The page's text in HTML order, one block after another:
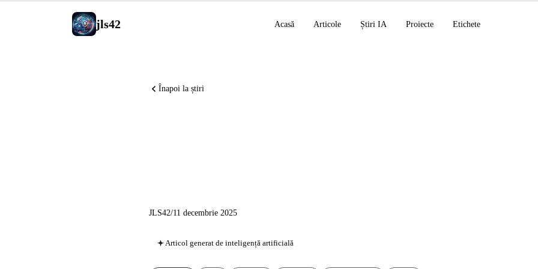
jls42 Acasă Articole Știri IA Proiecte Etichete
Înapoi la știri
JLS42/11 decembrie 2025
Articol generat de inteligență artificială